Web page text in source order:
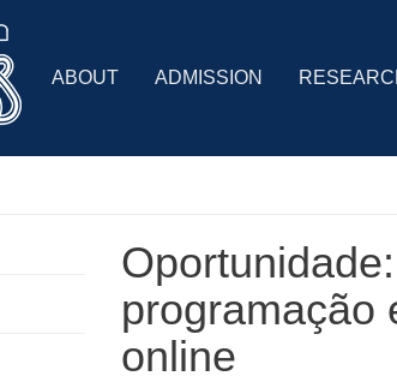
ABOUT ADMISSION
programação
online